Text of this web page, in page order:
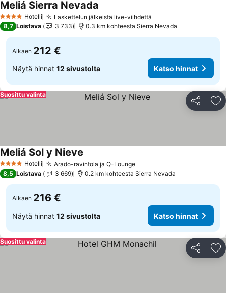
4 Tähtiluokitus
Hotelli Laskettelun jälkeistä live-viihdettä
Meliá Sierra Nevada
8,7 Loistava 3 733 0.3 km kohteesta Sierra Nevada
Alkaen 212 €
Näytä hinnat 12 sivustolta Katso hinnat
Jaa
Suosittu valinta
4 Tähtiluokitus
Hotelli Arado-ravintola ja Q-LoungeKatso hinnat
Meliá Sol y Nieve
8,5 Loistava 3 669 0.2 km kohteesta Sierra Nevada
Alkaen 216 €
Näytä hinnat 12 sivustolta Katso hinnat
Jaa
Suosittu valinta